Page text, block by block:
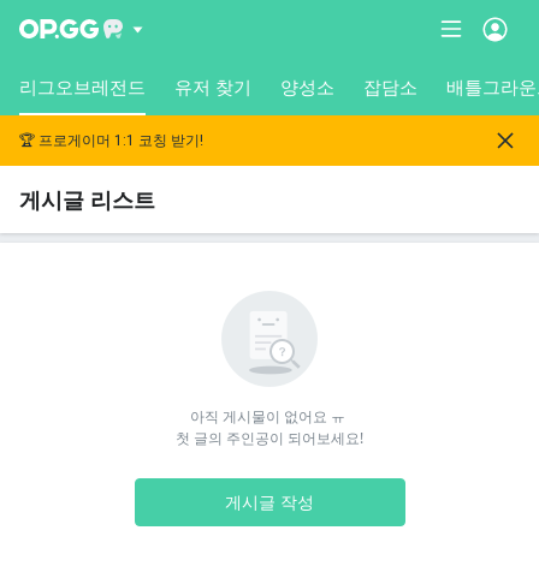
리그오브레전드 유저 찾기 양성소 잡담소 배틀그라
🏆 프로게이머 1:1 코칭 받기!
게시글 리스트
아직 게시물이 없어요 ㅠ
첫 글의 주인공이 되어보세요!
게시글 작성